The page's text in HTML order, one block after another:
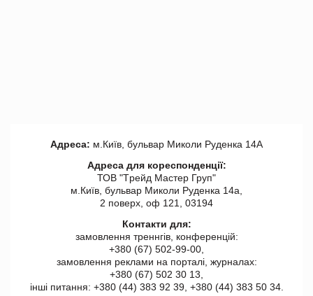
Адреса: м.Київ, бульвар Миколи Руденка 14А
Адреса для кореспонденції:
ТОВ "Tрейд Мастер Груп"
м.Київ, бульвар Миколи Руденка 14а,
2 поверх, оф 121, 03194
Контакти для:
замовлення треннгів, конференцій:
+380 (67) 502-99-00,
замовлення реклами на порталі, журналах:
+380 (67) 502 30 13,
інші питання: +380 (44) 383 92 39, +380 (44) 383 50 34.